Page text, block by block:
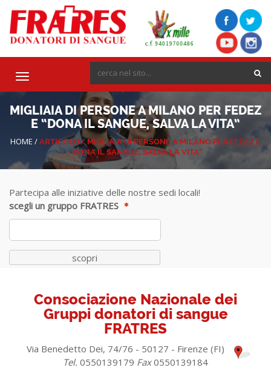
Toggle
MIGLIAIA DI PERSONE A MILANO PER FEDEZ
E “DONA IL SANGUE, SALVA LA VITA”
HOME / ARTICOLO/ MIGLIAIA DI PERSONE A MILANO PER FEDEZ E
“DONA IL SANGUE, SALVA LA VITA”
Partecipa alle iniziative delle nostre sedi locali!
scegli un gruppo FRATRES
scopri
Consociazione Nazionale dei
Gruppi donatori di sangue
FRATRES
Via Benedetto Dei, 74/76 - 50127 - Firenze (FI)
Tel. 0550139179 Fax0550139184